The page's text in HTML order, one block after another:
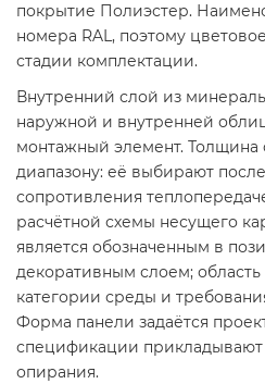
покрытие Полиэстер.
номера RAL, поэтому
стадии комплектации.
Внутренний слой из
наружной и внутренней
монтажный элемент. Толщина
диапазону: её выбирают
сопротивления
расчётной схемы несущего
является обозначенным в
декоративным слоем;
категории среды и
Форма панели задаётся
спецификации прикладывают
опирания.